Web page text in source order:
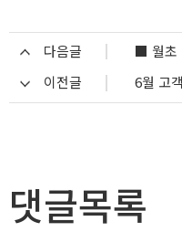
다음글
■ 월초
이전글
6월 고
댓글목록